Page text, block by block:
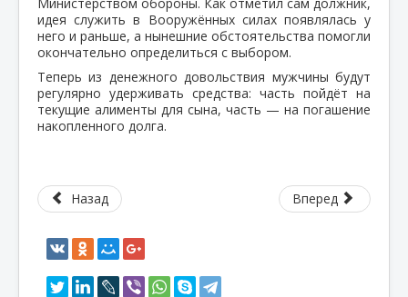
идея служить в Вооружённых силах появлялась у
него и раньше, а нынешние обстоятельства помогли
окончательно определиться с выбором.
Теперь из денежного довольствия мужчины будут
регулярно удерживать средства: часть пойдёт на
текущие алименты для сына, часть — на погашение
накопленного долга.
Назад Вперед